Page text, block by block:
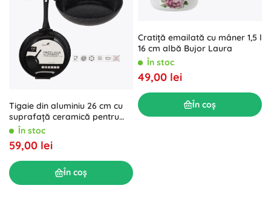
Tigaie din aluminiu 26 cm cu
suprafață ceramică pentru
inducție
În stoc
59,00 lei
În coș
Cratiță emailată cu mâner 1,5 l
16 cm albă Bujor Laura
În stoc
49,00 lei
În coș